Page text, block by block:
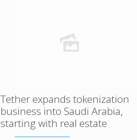
Tether expands tokenization
business into Saudi Arabia,
starting with real estate